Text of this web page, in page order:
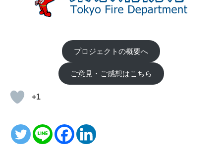
プロジェクトの概要へ
ご意見・ご感想はこちら
+1